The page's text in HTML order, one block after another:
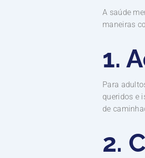
A saúde
maneiras
1.
Para
queridos e
de
2.